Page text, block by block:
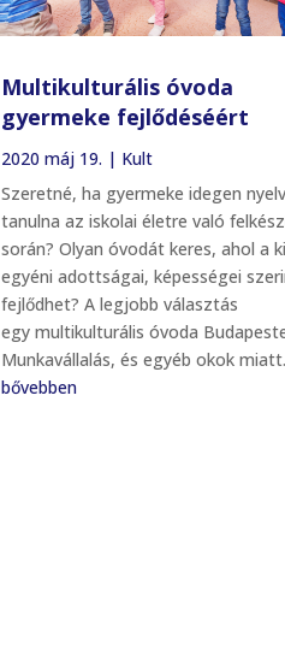
Multikulturális óvoda
gyermeke fejlődéséért
2020 máj 19. | Kult
Szeretné, ha gyermeke idegen
tanulna az iskolai életre való
során? Olyan óvodát keres, ahol a
egyéni adottságai, képességei
fejlődhet? A legjobb választás
egy multikulturális óvoda
Munkavállalás, és egyéb okok
bővebben